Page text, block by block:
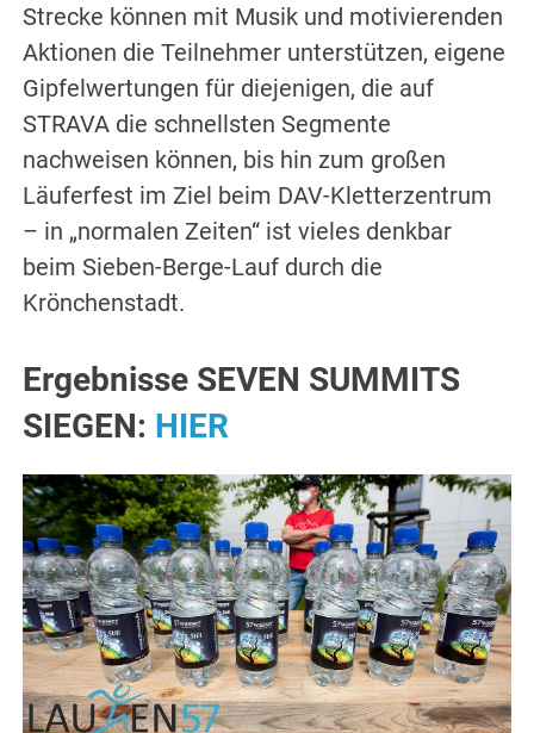
Strecke können mit Musik und motivierenden
Aktionen die Teilnehmer unterstützen, eigene
Gipfelwertungen für diejenigen, die auf
STRAVA die schnellsten Segmente
nachweisen können, bis hin zum großen
Läuferfest im Ziel beim DAV-Kletterzentrum
– in „normalen Zeiten“ ist vieles denkbar
beim Sieben-Berge-Lauf durch die
Krönchenstadt.
Ergebnisse SEVEN SUMMITS
SIEGEN: HIER